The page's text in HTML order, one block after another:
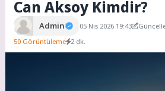
Can Aksoy Kimdir?
Admin 05 Nis 2026 19:43
50 Görüntüleme 2 dk.